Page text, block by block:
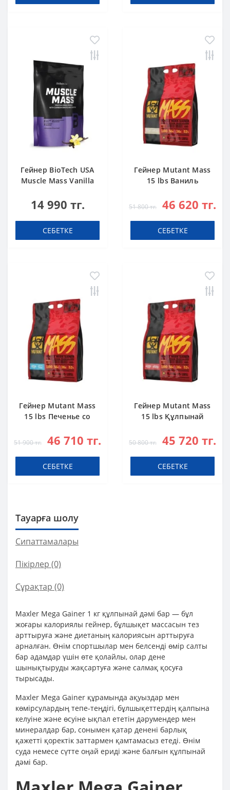
Гейнер BioTech USA
Muscle Mass Vanilla
14 990 тг.
СЕБЕТКЕ
Гейнер Mutant Mass
15 lbs Ваниль
51 800 тг. 46 620 тг.
СЕБЕТКЕ
Гейнер Mutant Mass
15 lbs Печенье со
51 900 тг. 46 710 тг.
СЕБЕТКЕ
Гейнер Mutant Mass
15 lbs Құлпынай
50 800 тг. 45 720 тг.
СЕБЕТКЕ
Тауарға шолу
Сипаттамалары
Пікірлер (0)
Сұрақтар (0)
Maxler Mega Gainer 1 кг құлпынай дәмі бар — бұл
жоғары калориялы гейнер, бұлшықет массасын тез
арттыруға және диетаның калориясын арттыруға
арналған. Өнім спортшылар мен белсенді өмір салты
бар адамдар үшін өте қолайлы, олар дене
шынықтыруды жақсартуға және салмақ қосуға
тырысады.
Maxler Mega Gainer құрамында ақуыздар мен
көмірсулардың тепе-теңдігі, бұлшықеттердің қалпына
келуіне және өсуіне ықпал ететін дәрумендер мен
минералдар бар, сонымен қатар денені барлық
қажетті қоректік заттармен қамтамасыз етеді. Өнім
суда немесе сүтте оңай ериді және балғын құлпынай
дәмі бар.